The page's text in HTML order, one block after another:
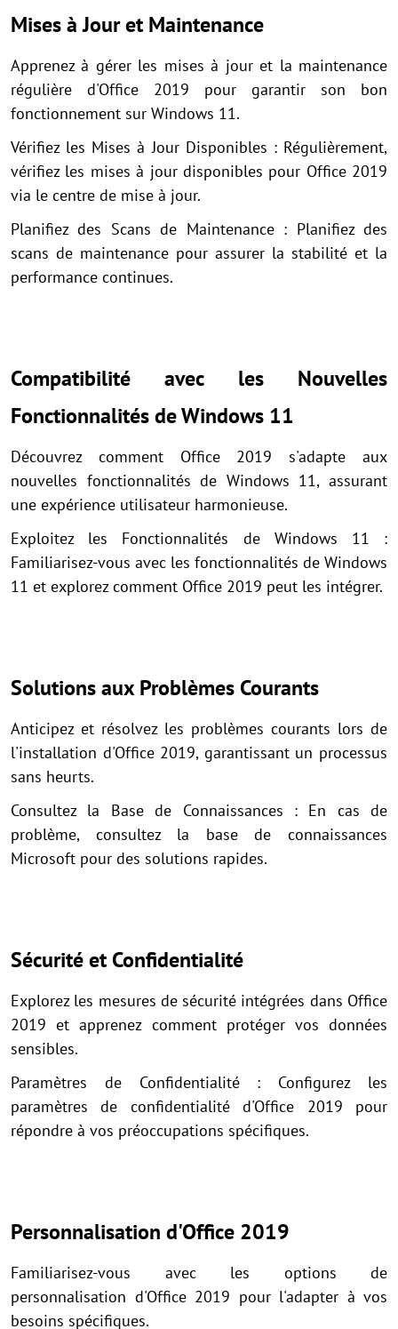
Mises à Jour et Maintenance
Apprenez à gérer les mises à jour et la maintenance
régulière d'Office 2019 pour garantir son bon
fonctionnement sur Windows 11.
Vérifiez les Mises à Jour Disponibles : Régulièrement,
vérifiez les mises à jour disponibles pour Office 2019
via le centre de mise à jour.
Planifiez des Scans de Maintenance : Planifiez des
scans de maintenance pour assurer la stabilité et la
performance continues.
Compatibilité avec les Nouvelles
Fonctionnalités de Windows 11
Découvrez comment Office 2019 s'adapte aux
nouvelles fonctionnalités de Windows 11, assurant
une expérience utilisateur harmonieuse.
Exploitez les Fonctionnalités de Windows 11 :
Familiarisez-vous avec les fonctionnalités de Windows
11 et explorez comment Office 2019 peut les intégrer.
Solutions aux Problèmes Courants
Anticipez et résolvez les problèmes courants lors de
l'installation d'Office 2019, garantissant un processus
sans heurts.
Consultez la Base de Connaissances : En cas de
problème, consultez la base de connaissances
Microsoft pour des solutions rapides.
Sécurité et Confidentialité
Explorez les mesures de sécurité intégrées dans Office
2019 et apprenez comment protéger vos données
sensibles.
Paramètres de Confidentialité : Configurez les
paramètres de confidentialité d'Office 2019 pour
répondre à vos préoccupations spécifiques.
Personnalisation d'Office 2019
Familiarisez-vous avec les options de
personnalisation d'Office 2019 pour l'adapter à vos
besoins spécifiques.